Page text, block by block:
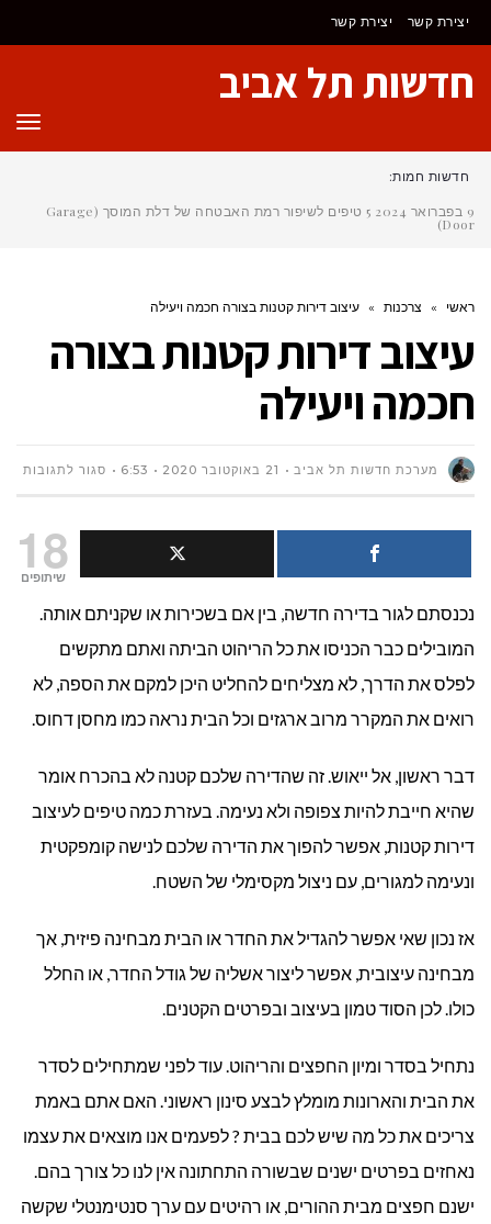
יצירת קשר יצירת קשר
חדשות תל אביב
חדשות חמות:
9 בפברואר 2024
5 טיפים לשיפור רמת האבטחה של דלת המוסך (Garage
Door)
ראשי » צרכנות » עיצוב דירות קטנות בצורה חכמה ויעילה
עיצוב דירות קטנות בצורה
חכמה ויעילה
מערכת חדשות תל אביב 21 באוקטובר 2020 6:53 סגור לתגובותעל
18
שיתופים
נכנסתם לגור בדירה חדשה, בין אם בשכירות או שקניתם אותה.
המובילים כבר הכניסו את כל הריהוט הביתה ואתם מתקשים
לפלס את הדרך, לא מצליחים להחליט היכן למקם את הספה, לא
רואים את המקרר מרוב ארגזים וכל הבית נראה כמו מחסן דחוס.
דבר ראשון, אל ייאוש. זה שהדירה שלכם קטנה לא בהכרח אומר
שהיא חייבת להיות צפופה ולא נעימה. בעזרת כמה טיפים לעיצוב
דירות קטנות, אפשר להפוך את הדירה שלכם לנישה קומפקטית
ונעימה למגורים, עם ניצול מקסימלי של השטח.
אז נכון שאי אפשר להגדיל את החדר או הבית מבחינה פיזית, אך
מבחינה עיצובית, אפשר ליצור אשליה של גודל החדר, או החלל
כולו. לכן הסוד טמון בעיצוב ובפרטים הקטנים.
נתחיל בסדר ומיון החפצים והריהוט. עוד לפני שמתחילים לסדר
את הבית והארונות מומלץ לבצע סינון ראשוני. האם אתם באמת
צריכים את כל מה שיש לכם בבית ? לפעמים אנו מוצאים את עצמו
נאחזים בפרטים ישנים שבשורה התחתונה אין לנו כל צורך בהם.
ישנם חפצים מבית ההורים, או רהיטים עם ערך סנטימנטלי שקשה